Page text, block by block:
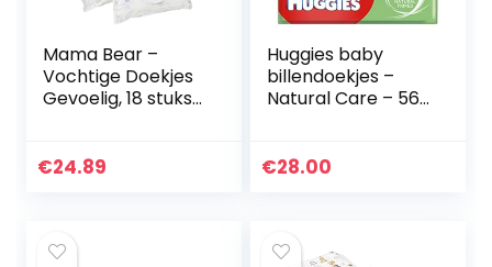
Mama Bear –
Vochtige Doekjes
Gevoelig, 18 stuks
€24.89
Huggies baby
billendoekjes –
Natural Care – 560
g
€28.00